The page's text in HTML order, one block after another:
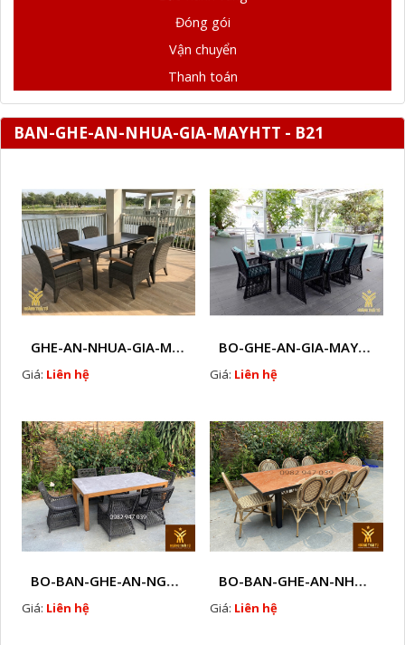
Đóng gói
Vận chuyển
Thanh toán
BAN-GHE-AN-NHUA-GIA-MAYHTT - B21
GHE-AN-NHUA-GIA-MAY-HTT - B37
Giá: Liên hệ
BO-GHE-AN-GIA-MAY- HTT - B33
Giá: Liên hệ
BO-BAN-GHE-AN-NGOAI-TROI-KT1
Giá: Liên hệ
BO-BAN-GHE-AN-NHUA-GIA-MAY-NGOAI-TROI-B1
Giá: Liên hệ